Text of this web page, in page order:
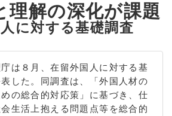
理解の深化が課題
に対する基礎調査
は８月、在留外国人に対する基
した。同調査は、「外国人材の
の総合的対応策」に基づき、仕
生活上抱える問題点等を総合的